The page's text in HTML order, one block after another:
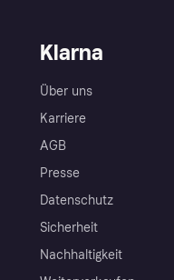
Klarna
Über uns
Karriere
AGB
Presse
Datenschutz
Sicherheit
Nachhaltigkeit